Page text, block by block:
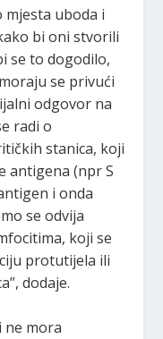
mjesta uboda i
bi oni stvorili
se to dogodilo,
se privući
odgovor na
radi o
stanica, koji
antigena (npr S
i onda
se odvija
koji se
protutijela ili
dodaje.
ne mora